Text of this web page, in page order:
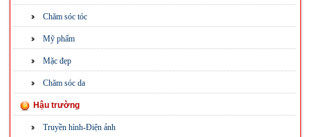
Chăm sóc tóc
Mỹ phẩm
Mặc đẹp
Chăm sóc da
Hậu trường
Truyền hình-Điện ảnh